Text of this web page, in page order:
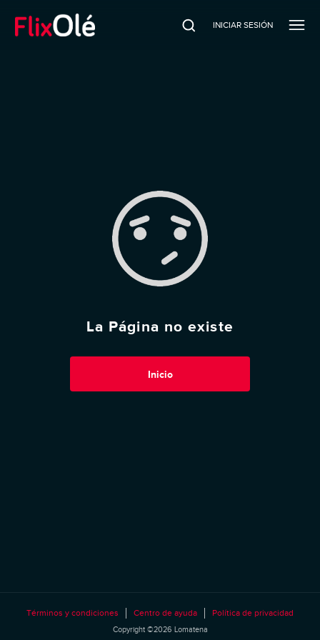
INICIAR SESIÓN
La Página no existe
Inicio
Términos y condiciones Centro de ayuda Política de privacidad
Copyright ©2026 Lomatena